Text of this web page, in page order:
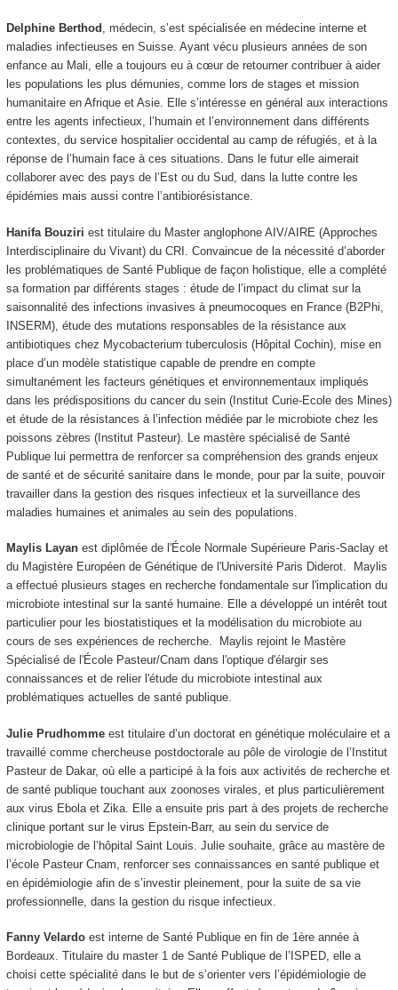
Delphine Berthod , médecin, s’est spécialisée en médecine interne et
maladies infectieuses en Suisse. Ayant vécu plusieurs années de son
enfance au Mali, elle a toujours eu à cœur de retourner contribuer à aider
les populations les plus démunies, comme lors de stages et mission
humanitaire en Afrique et Asie. Elle s’intéresse en général aux interactions
entre les agents infectieux, l’humain et l’environnement dans différents
contextes, du service hospitalier occidental au camp de réfugiés, et à la
réponse de l’humain face à ces situations. Dans le futur elle aimerait
collaborer avec des pays de l’Est ou du Sud, dans la lutte contre les
épidémies mais aussi contre l’antibiorésistance.
Hanifa Bouziri est titulaire du Master anglophone AIV/AIRE (Approches
Interdisciplinaire du Vivant) du CRI. Convaincue de la nécessité d’aborder
les problématiques de Santé Publique de façon holistique, elle a complété
sa formation par différents stages : étude de l’impact du climat sur la
saisonnalité des infections invasives à pneumocoques en France (B2Phi,
INSERM), étude des mutations responsables de la résistance aux
antibiotiques chez Mycobacterium tuberculosis (Hôpital Cochin), mise en
place d’un modèle statistique capable de prendre en compte
simultanément les facteurs génétiques et environnementaux impliqués
dans les prédispositions du cancer du sein (Institut Curie-Ecole des Mines)
et étude de la résistances à l’infection médiée par le microbiote chez les
poissons zèbres (Institut Pasteur). Le mastère spécialisé de Santé
Publique lui permettra de renforcer sa compréhension des grands enjeux
de santé et de sécurité sanitaire dans le monde, pour par la suite, pouvoir
travailler dans la gestion des risques infectieux et la surveillance des
maladies humaines et animales au sein des populations.
Maylis Layanest diplômée de l'École Normale Supérieure Paris-Saclay et
du Magistère Européen de Génétique de l'Université Paris Diderot. Maylis
a effectué plusieurs stages en recherche fondamentale sur l'implication du
microbiote intestinal sur la santé humaine. Elle a développé un intérêt tout
particulier pour les biostatistiques et la modélisation du microbiote au
cours de ses expériences de recherche. Maylis rejoint le Mastère
Spécialisé de l'École Pasteur/Cnam dans l'optique d'élargir ses
connaissances et de relier l'étude du microbiote intestinal aux
problématiques actuelles de santé publique.
Julie Prudhommeest titulaire d’un doctorat en génétique moléculaire et a
travaillé comme chercheuse postdoctorale au pôle de virologie de l’Institut
Pasteur de Dakar, où elle a participé à la fois aux activités de recherche et
de santé publique touchant aux zoonoses virales, et plus particulièrement
aux virus Ebola et Zika. Elle a ensuite pris part à des projets de recherche
clinique portant sur le virus Epstein-Barr, au sein du service de
microbiologie de l’hôpital Saint Louis. Julie souhaite, grâce au mastère de
l’école Pasteur Cnam, renforcer ses connaissances en santé publique et
en épidémiologie afin de s’investir pleinement, pour la suite de sa vie
professionnelle, dans la gestion du risque infectieux.
Fanny Velardoest interne de Santé Publique en fin de 1ère année à
Bordeaux. Titulaire du master 1 de Santé Publique de l’ISPED, elle a
choisi cette spécialité dans le but de s’orienter vers l’épidémiologie de